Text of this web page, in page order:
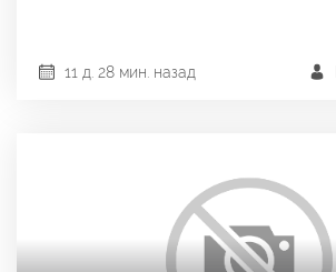
11 д. 28 мин. назад